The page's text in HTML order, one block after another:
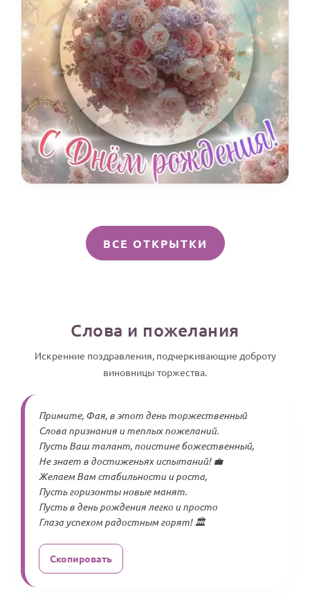
ВСЕ ОТКРЫТКИ
Слова и пожелания
Искренние поздравления, подчеркивающие доброту
виновницы торжества.
Примите, Фая, в этот день торжественный
Слова признания и теплых пожеланий.
Пусть Ваш талант, поистине божественный,
Не знает в достиженьях испытаний! 💼
Желаем Вам стабильности и роста,
Пусть горизонты новые манят.
Пусть в день рождения легко и просто
Глаза успехом радостным горят! 🏛️
Скопировать